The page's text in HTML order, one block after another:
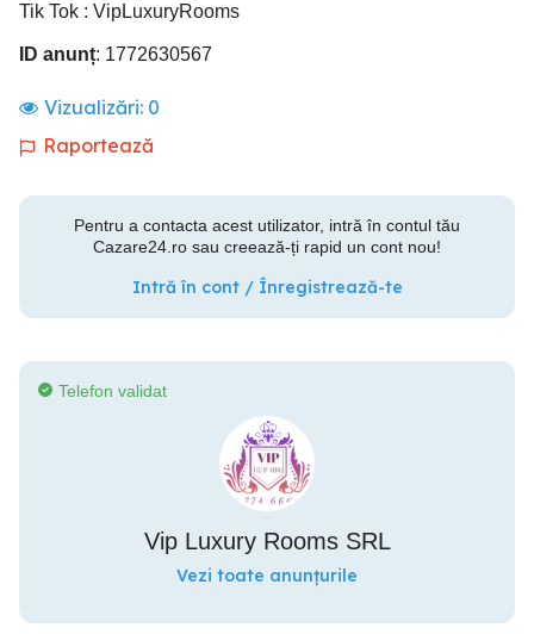
Tik Tok : VipLuxuryRooms
ID anunț: 1772630567
Vizualizări: 0
Raportează
Pentru a contacta acest utilizator, intră în contul tău
Cazare24.ro sau creează-ți rapid un cont nou!
Intră în cont / Înregistrează-te
Telefon validat
Vip Luxury Rooms SRL
Vezi toate anunțurile